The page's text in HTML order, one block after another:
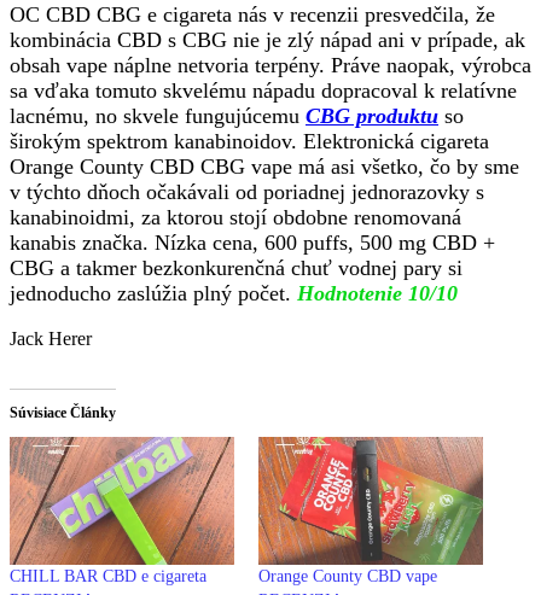
OC CBD CBG e cigareta nás v recenzii presvedčila, že
kombinácia CBD s CBG nie je zlý nápad ani v prípade, ak
obsah vape náplne netvoria terpény. Práve naopak, výrobca
sa vďaka tomuto skvelému nápadu dopracoval k relatívne
lacnému, no skvele fungujúcemu CBG produktu so
širokým spektrom kanabinoidov. Elektronická cigareta
Orange County CBD CBG vape má asi všetko, čo by sme
v týchto dňoch očakávali od poriadnej jednorazovky s
kanabinoidmi, za ktorou stojí obdobne renomovaná
kanabis značka. Nízka cena, 600 puffs, 500 mg CBD +
CBG a takmer bezkonkurenčná chuť vodnej pary si
jednoducho zaslúžia plný počet. Hodnotenie 10/10
Jack Herer
Súvisiace Články
CHILL BAR CBD e cigareta
Orange County CBD vape